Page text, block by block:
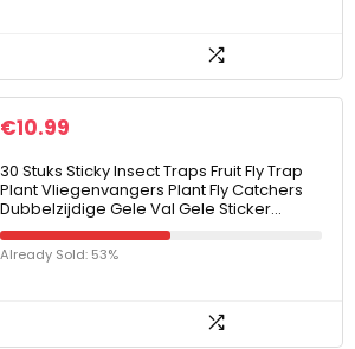
€10.99
30 Stuks Sticky Insect Traps Fruit Fly Trap
Plant Vliegenvangers Plant Fly Catchers
Dubbelzijdige Gele Val Gele Sticker…
Already Sold: 53%